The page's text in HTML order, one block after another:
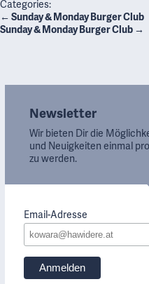
Categories:
← Sunday & Monday Burger Club
Sunday & Monday Burger Club →
Newsletter
Wir bieten Dir die
und Neuigkeiten einmal
zu werden.
Email-Adresse